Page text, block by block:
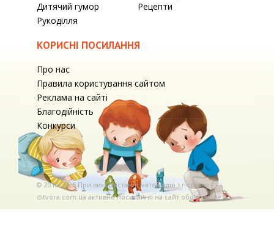
Дитячий гумор
Рецепти
Рукоділля
КОРИСНІ ПОСИЛАННЯ
Про нас
Правила користування сайтом
Реклама на сайті
Благодійність
Конкурси
© 2010-2026 При використаннi матерiалiв з порталу
ditvora.com.ua активне посилання на сайт обов'язкове. .